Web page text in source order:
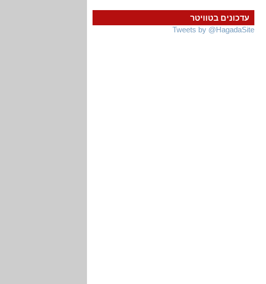
עדכונים בטוויטר
Tweets by @HagadaSite